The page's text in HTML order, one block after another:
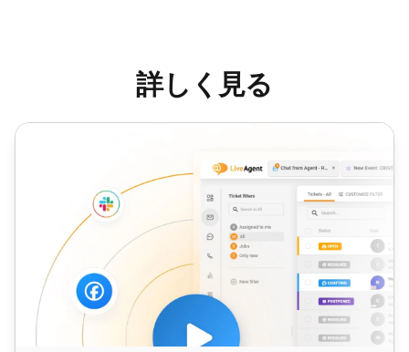
詳しく見る
カスタマーサポート担当者